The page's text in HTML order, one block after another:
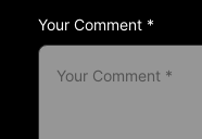
Your Comment *